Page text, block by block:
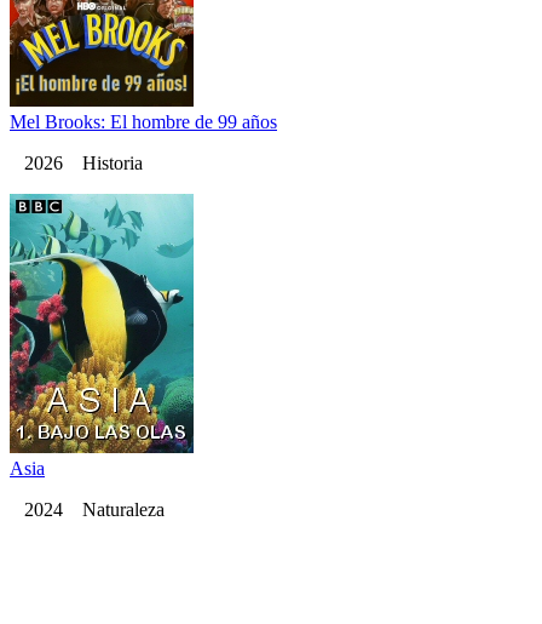
Mel Brooks: El hombre de 99 años
2026 Historia
Asia
2024 Naturaleza